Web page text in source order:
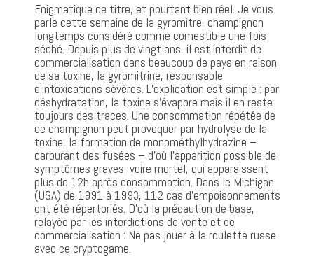
Enigmatique ce titre, et pourtant bien réel. Je vous
parle cette semaine de la gyromitre, champignon
longtemps considéré comme comestible une fois
séché. Depuis plus de vingt ans, il est interdit de
commercialisation dans beaucoup de pays en raison
de sa toxine, la gyromitrine, responsable
d’intoxications sévères. L’explication est simple : par
déshydratation, la toxine s’évapore mais il en reste
toujours des traces. Une consommation répétée de
ce champignon peut provoquer par hydrolyse de la
toxine, la formation de monométhylhydrazine –
carburant des fusées – d’où l’apparition possible de
symptômes graves, voire mortel, qui apparaissent
plus de 12h après consommation. Dans le Michigan
(USA) de 1991 à 1993, 112 cas d’empoisonnements
ont été répertoriés. D’où la précaution de base,
relayée par les interdictions de vente et de
commercialisation : Ne pas jouer à la roulette russe
avec ce cryptogame.